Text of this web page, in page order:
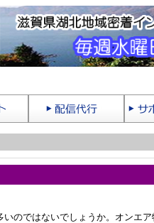
のではないでしょうか。オンエ